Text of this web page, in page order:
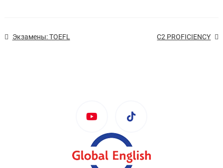
Экзамены: TOEFL С2 PROFICIENCY